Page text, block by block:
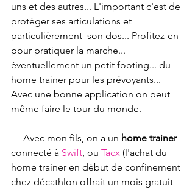
uns et des autres... L'important c'est de
protéger ses articulations et
particulièrement  son dos... Profitez-en
pour pratiquer la marche...
éventuellement un petit footing... du
home trainer pour les prévoyants...
Avec une bonne application on peut
même faire le tour du monde.
     Avec mon fils, on a un
home trainer
connecté à Swift, ou Tacx (l'achat du
home trainer en début de confinement
chez décathlon offrait un mois gratuit